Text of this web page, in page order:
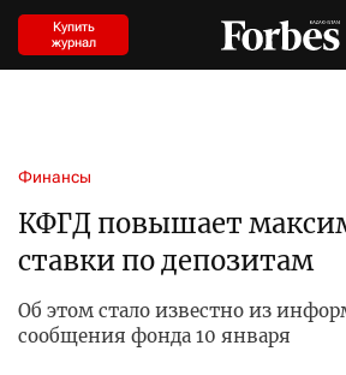
Купить
журнал
Финансы
КФГД повышает
ставки по депозитам
Об этом стало известно из
сообщения фонда 10 января